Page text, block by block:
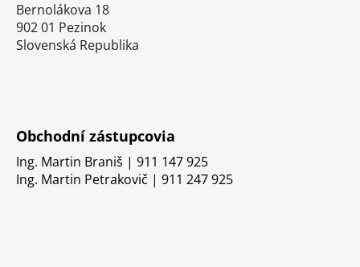
Bernolákova 18
902 01 Pezinok
Slovenská Republika
Obchodní zástupcovia
Ing. Martin Braniš | 911 147 925
Ing. Martin Petrakovič | 911 247 925